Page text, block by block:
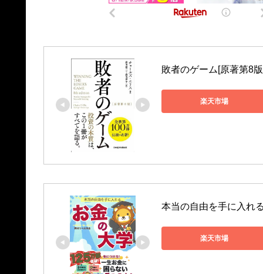
敗者のゲーム[原著第8
楽天市場
本当の自由を手に入れ
楽天市場